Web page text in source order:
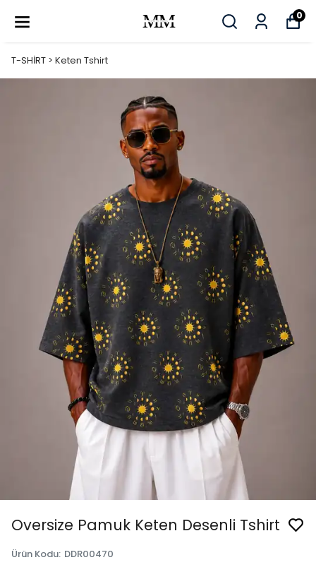
0
T-SHİRT > Keten Tshirt
Oversize Pamuk Keten Desenli Tshirt
Ürün Kodu: DDR00470